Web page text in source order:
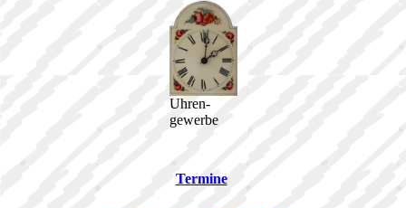
Uhren-
gewerbe
Termine